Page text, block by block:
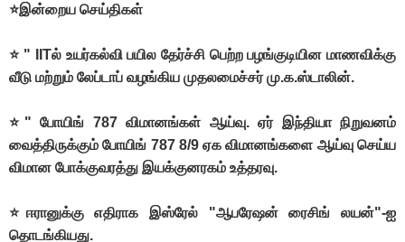
⭐இன்றைய செய்திகள்
⭐ " IITல் உயர்கல்வி பயில தேர்ச்சி பெற்ற பழங்குடியின மாணவிக்கு
வீடு மற்றும் லேப்டாப் வழங்கிய முதலமைச்சர் மு.க.ஸ்டாலின்.
⭐" போயிங் 787 விமானங்கள் ஆய்வு. ஏர் இந்தியா நிறுவனம்
வைத்திருக்கும் போயிங் 787 8/9 ஏக விமானங்களை ஆய்வு செய்ய
விமான போக்குவரத்து இயக்குனரகம் உத்தரவு.
⭐ஈரானுக்கு எதிராக இஸ்ரேல் "ஆபரேஷன் ரைசிங் லயன்"-ஐ
தொடங்கியது.